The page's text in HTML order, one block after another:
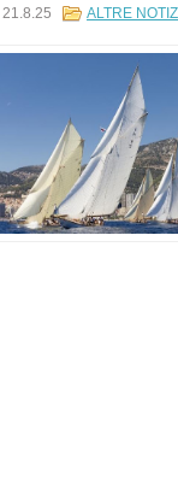
21.8.25 ALTRE